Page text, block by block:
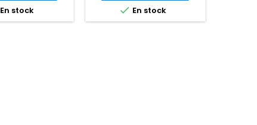
En stock  En stock